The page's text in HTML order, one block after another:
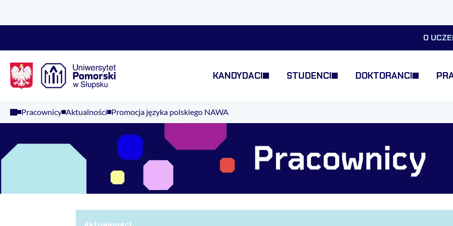
O
KANDYDACI STUDENCI DOKTORANCI
Pracownicy Aktualności Promocja języka polskiego NAWA